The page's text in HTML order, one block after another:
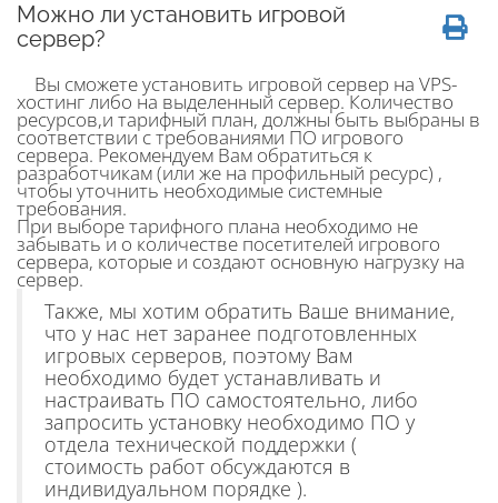
Можно ли установить игровой
сервер?
Вы сможете установить игровой сервер на VPS-
хостинг либо на выделенный сервер. Количество
ресурсов,и тарифный план, должны быть выбраны в
соответствии с требованиями ПО игрового
сервера. Рекомендуем Вам обратиться к
разработчикам (или же на профильный ресурс) ,
чтобы уточнить необходимые системные
требования.
При выборе тарифного плана необходимо не
забывать и о количестве посетителей игрового
сервера, которые и создают основную нагрузку на
сервер.
Также, мы хотим обратить Ваше внимание,
что у нас нет заранее подготовленных
игровых серверов, поэтому Вам
необходимо будет устанавливать и
настраивать ПО самостоятельно, либо
запросить установку необходимо ПО у
отдела технической поддержки (
стоимость работ обсуждаются в
индивидуальном порядке ).